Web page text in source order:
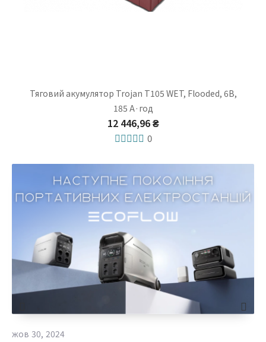
Тяговий акумулятор Trojan T105 WET, Flooded, 6В,
185 А·год
12 446,96 ₴
0
жов 30, 2024